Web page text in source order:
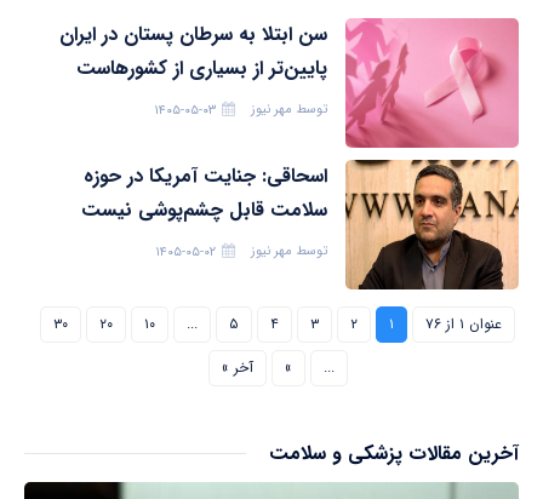
سن ابتلا به سرطان پستان در ایران
پایین‌تر از بسیاری از کشورهاست
توسط مهر نیوز ۱۴۰۵-۰۵-۰۳
اسحاقی: جنایت آمریکا در حوزه
سلامت قابل چشم‌پوشی نیست
توسط مهر نیوز ۱۴۰۵-۰۵-۰۲
عنوان ۱ از ۷۶ ۱ ۲ ۳ ۴ ۵ ... ۱۰ ۲۰
۳۰
...
» آخر »
آخرین مقالات پزشکی و سلامت